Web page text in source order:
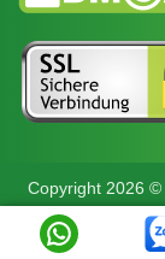
Copyright 2026 ©